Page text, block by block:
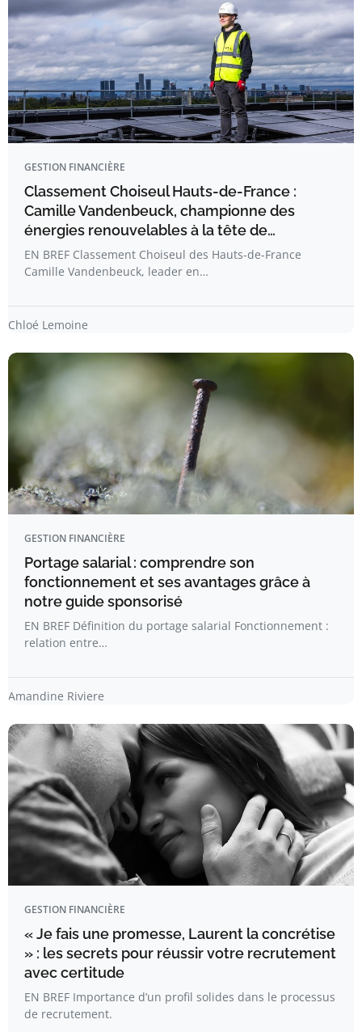
GESTION FINANCIÈRE
Classement Choiseul Hauts-de-France :
Camille Vandenbeuck, championne des
énergies renouvelables à la tête de…
EN BREF Classement Choiseul des Hauts-de-France
Camille Vandenbeuck, leader en…
Chloé Lemoine
GESTION FINANCIÈRE
Portage salarial : comprendre son
fonctionnement et ses avantages grâce à
notre guide sponsorisé
EN BREF Définition du portage salarial Fonctionnement :
relation entre…
Amandine Riviere
GESTION FINANCIÈRE
« Je fais une promesse, Laurent la concrétise
» : les secrets pour réussir votre recrutement
avec certitude
EN BREF Importance d’un profil solides dans le processus
de recrutement.